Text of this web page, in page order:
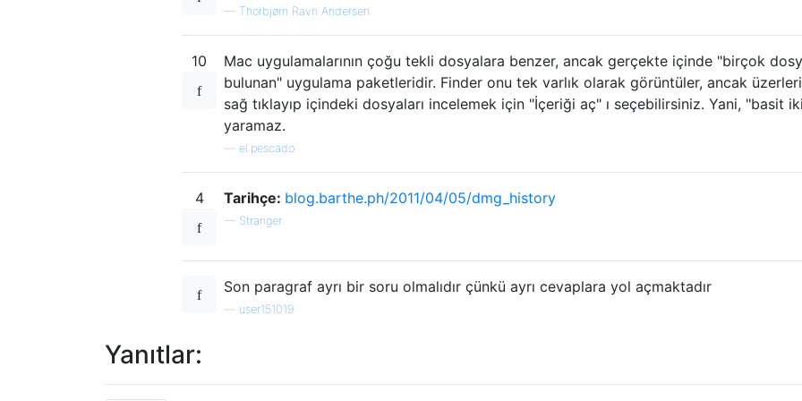
— Thorbjørn Ravn Andersen
10
Mac uygulamalarının çoğu tekli dosyalara benzer, ancak gerçekte içinde "birçok
bulunan" uygulama paketleridir. Finder onu tek varlık olarak görüntüler, ancak
sağ tıklayıp içindeki dosyaları incelemek için "İçeriği aç" ı seçebilirsiniz. Yani, "basit
yaramaz.
el.pescado
4 Tarihçe: blog.barthe.ph/2011/04/05/dmg_history
— Stranger
Son paragraf ayrı bir soru olmalıdır çünkü ayrı cevaplara yol açmaktadır
user151019
Yanıtlar: